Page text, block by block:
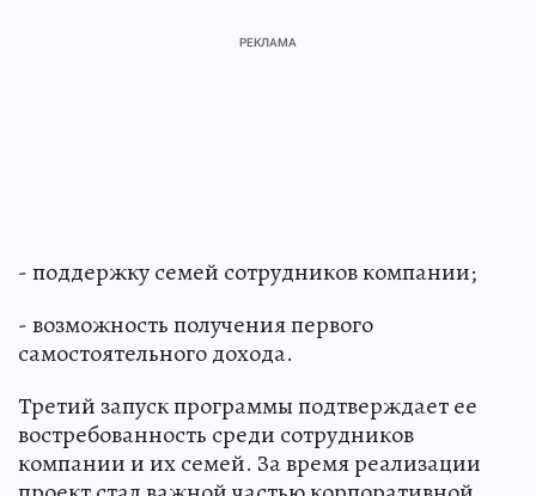
- поддержку семей сотрудников компании;
- возможность получения первого
самостоятельного дохода.
Третий запуск программы подтверждает ее
востребованность среди сотрудников
компании и их семей. За время реализации